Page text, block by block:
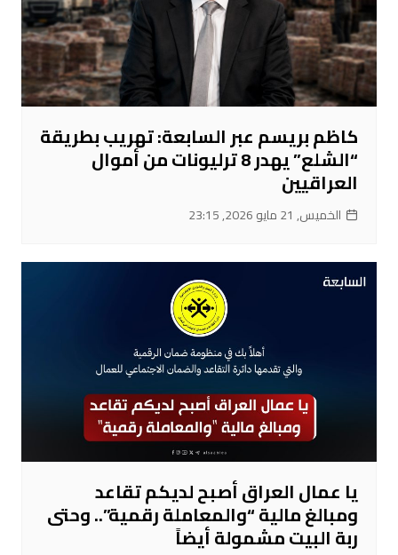
كاظم بريسم عبر السابعة: تهريب بطريقة
“الشلع” يهدر 8 ترليونات من أموال
العراقيين
الخميس, 21 مايو 2026, 23:15
يا عمال العراق أصبح لديكم تقاعد
ومبالغ مالية “والمعاملة رقمية”.. وحتى
ربة البيت مشمولة أيضاً